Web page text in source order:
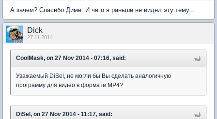
А зачем? Спасибо Диме. И чего я раньше не видел эту тему...
Dick
27 11 2014
CoolMask, on 27 Nov 2014 - 07:16, said:
Уважаемый DiSel, не могли бы Вы сделать аналогичную
программу для видео в формате MP4?
DiSel, on 27 Nov 2014 - 11:17, said: